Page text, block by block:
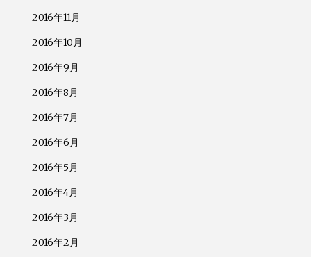
2016年11月
2016年10月
2016年9月
2016年8月
2016年7月
2016年6月
2016年5月
2016年4月
2016年3月
2016年2月